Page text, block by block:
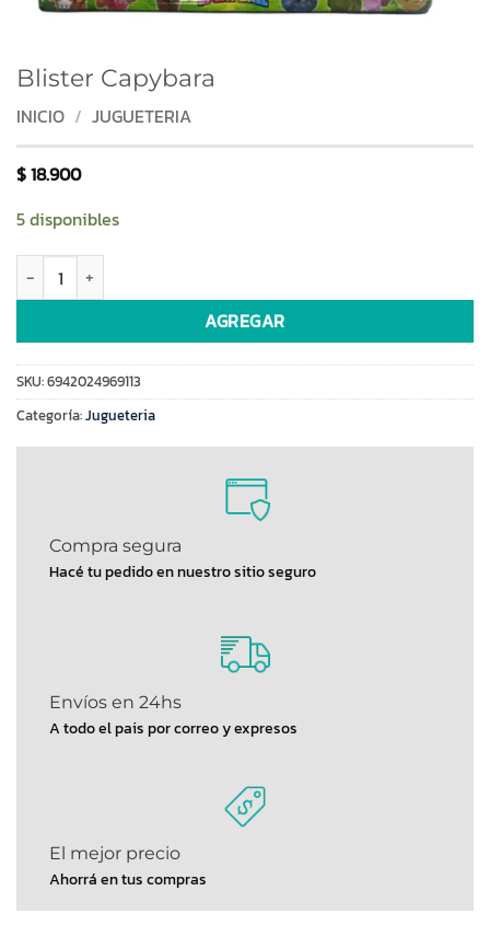
Blister Capybara
INICIO / JUGUETERIA
$18.900
5 disponibles
Blister Capybara cantidad
AGREGAR
SKU:6942024969113
Categoría:Jugueteria
Compra segura
Hacé tu pedido en nuestro sitio seguro
Envíos en 24hs
A todo el pais por correo y expresos
El mejor precio
Ahorrá en tus compras